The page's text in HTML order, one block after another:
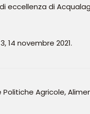
eccellenza di
14 novembre 2021.
Agricole,